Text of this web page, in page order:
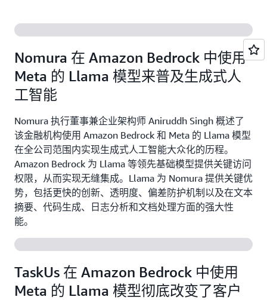
Nomura 在 Amazon Bedrock 中使用
Meta 的 Llama 模型来普及生成式人
工智能
Nomura 执行董事兼企业架构师 Aniruddh Singh 概述了
该金融机构使用 Amazon Bedrock 和 Meta 的 Llama 模型
在全公司范围内实现生成式人工智能大众化的历程。
Amazon Bedrock 为 Llama 等领先基础模型提供关键访问
权限，从而实现无缝集成。Llama 为 Nomura 提供关键优
势，包括更快的创新、透明度、偏差防护机制以及在文本
摘要、代码生成、日志分析和文档处理方面的强大性
能。
TaskUs 在 Amazon Bedrock 中使用
Meta 的 Llama 模型彻底改变了客户